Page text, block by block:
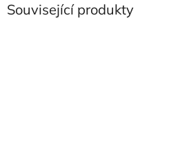
Související produkty